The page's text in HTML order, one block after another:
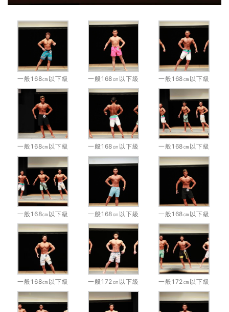
一般168㎝以下級 一般168㎝以下級 一般168㎝以下級
一般168㎝以下級 一般168㎝以下級 一般168㎝以下級
一般168㎝以下級 一般168㎝以下級 一般168㎝以下級
一般168㎝以下級 一般172㎝以下級 一般172㎝以下級